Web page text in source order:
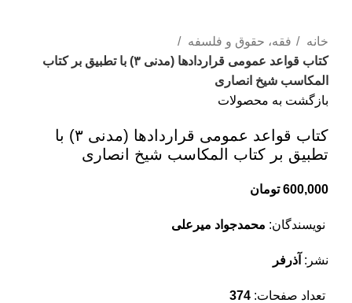
خانه
فقه، حقوق و فلسفه
کتاب قواعد عمومی قراردادها (مدنی ۳) با تطبیق بر کتاب
المکاسب شیخ انصاری
بازگشت به محصولات
کتاب قواعد عمومی قراردادها (مدنی ۳) با
تطبیق بر کتاب المکاسب شیخ انصاری
600,000 تومان
نویسندگان: محمدجواد میرعلی
نشر: آذرفر
تعداد صفحات: